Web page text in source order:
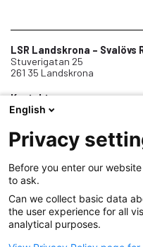
LSR Landskrona – Svalövs
Stuverigatan 25
261 35 Landskrona
Kontakt
0418-45 01 00
Telefontid vardagar 8-12
Om oss
Samarbeten
Dokument
English
Privacy
Before you enter our
to ask.
Can we collect basic data
the user experience for all
analytical purposes.